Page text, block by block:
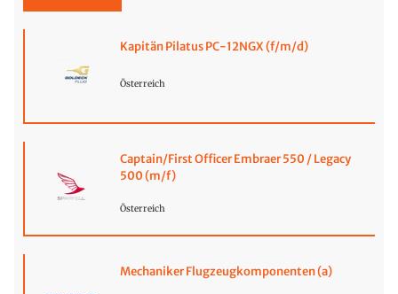
Kapitän Pilatus PC-12NGX (f/m/d)
Österreich
Captain/First Officer Embraer 550 / Legacy
500 (m/f)
Österreich
Mechaniker Flugzeugkomponenten (a)